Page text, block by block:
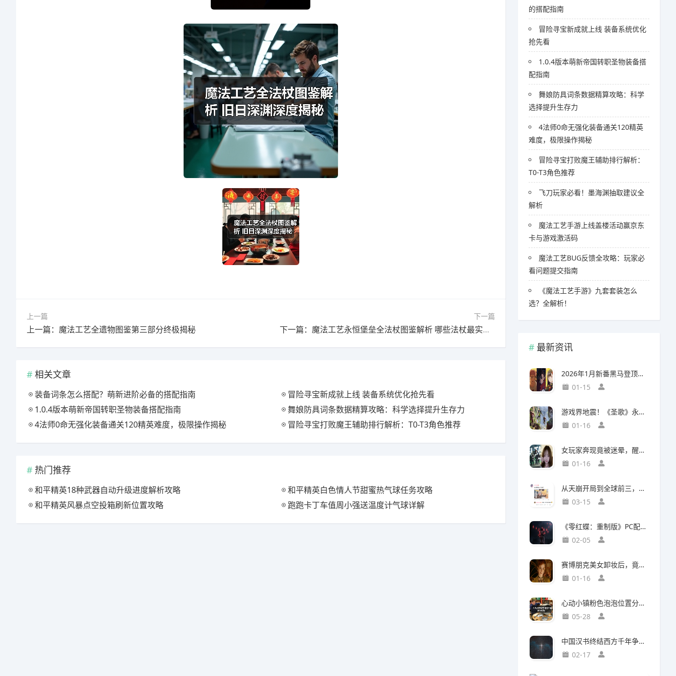
上一篇
上一篇：魔法工艺全遗物图鉴第三部分终极揭秘
下一篇
下一篇：魔法工艺永恒堡垒全法杖图鉴解析 哪些法杖最实用？
相关文章
装备词条怎么搭配？萌新进阶必备的搭配指南
冒险寻宝新成就上线 装备系统优化抢先看
1.0.4版本萌新帝国转职圣物装备搭配指南
舞娘防具词条数据精算攻略：科学选择提升生存力
4法师0命无强化装备通关120精英难度，极限操作揭秘
冒险寻宝打败魔王辅助排行解析：T0-T3角色推荐
热门推荐
和平精英18种武器自动升级进度解析攻略
和平精英白色情人节甜蜜热气球任务攻略
和平精英风暴点空投箱刷新位置攻略
跑跑卡丁车值周小强送温度计气球详解
的搭配指南
冒险寻宝新成就上线 装备系统优化
抢先看
1.0.4版本萌新帝国转职圣物装备搭
配指南
舞娘防具词条数据精算攻略：科学
选择提升生存力
4法师0命无强化装备通关120精英
难度，极限操作揭秘
冒险寻宝打败魔王辅助排行解析：
T0-T3角色推荐
飞刀玩家必看！墨海渊抽取建议全
解析
魔法工艺手游上线盖楼活动赢京东
卡与游戏激活码
魔法工艺BUG反馈全攻略：玩家必
看问题提交指南
《魔法工艺手游》九套套装怎么
选？全解析！
最新资讯
2026年1月新番黑马登顶，竟然力压《咒术回战》拿下第一
01-15
游戏界地震！《圣歌》永久停服，《生化9》海报震撼亮相
01-16
女玩家奔现竟被迷晕，醒来后价值千万的游戏装备不翼而飞
01-16
从天崩开局到全球前三，这还是我认识的“少前2”？
03-15
《零红蝶：重制版》PC配置公开：推荐配置RTX2060 1080p/30帧
02-05
赛博朋克美女卸妆后，竟然比浓妆时更惊艳？
01-16
心动小镇粉色泡泡位置分布攻略
05-28
中国汉书终结西方千年争吵：伯利恒之星是真实存在
02-17